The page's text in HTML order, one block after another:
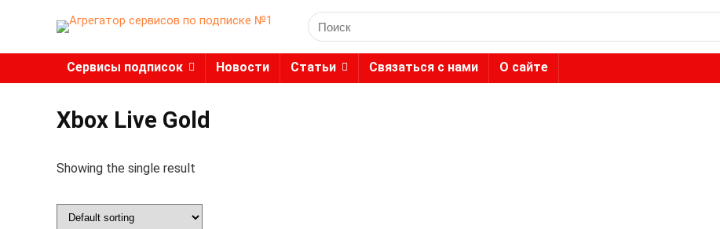
Search
for:
Сервисы подписок Новости Статьи Связаться с нами О сайте
Xbox Live Gold
Showing the single result